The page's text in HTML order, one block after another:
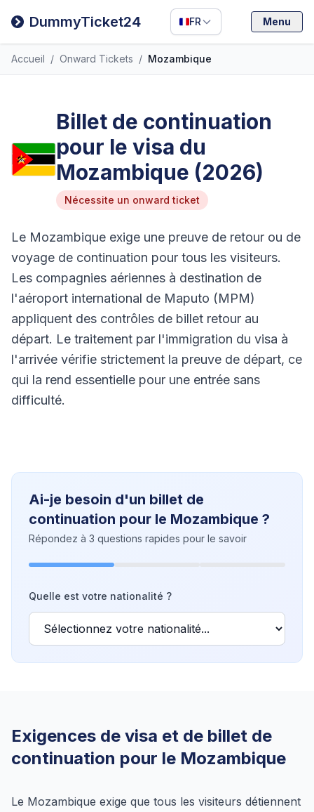
DummyTicket24 FR
Filipino
Deutsch
Español
Menu
Accueil / Onward Tickets / Mozambique
Billet de continuation
pour le visa du
Mozambique (2026)
Nécessite un onward ticket
Le Mozambique exige une preuve de retour ou de
voyage de continuation pour tous les visiteurs.
Les compagnies aériennes à destination de
l'aéroport international de Maputo (MPM)
appliquent des contrôles de billet retour au
départ. Le traitement par l'immigration du visa à
l'arrivée vérifie strictement la preuve de départ, ce
qui la rend essentielle pour une entrée sans
difficulté.
Ai-je besoin d'un billet de
continuation pour le Mozambique ?
Répondez à 3 questions rapides pour le savoir
Quelle est votre nationalité ?
Exigences de visa et de billet de
continuation pour le Mozambique
Le Mozambique exige que tous les visiteurs détiennent